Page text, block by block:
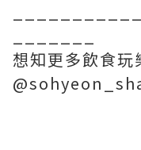
想知更多飲食